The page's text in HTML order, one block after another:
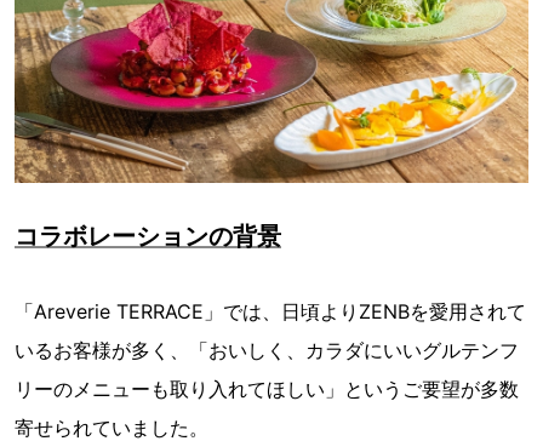
コラボレーションの背景
「Areverie TERRACE」では、日頃よりZENBを愛用されて
いるお客様が多く、「おいしく、カラダにいいグルテンフ
リーのメニューも取り入れてほしい」というご要望が多数
寄せられていました。